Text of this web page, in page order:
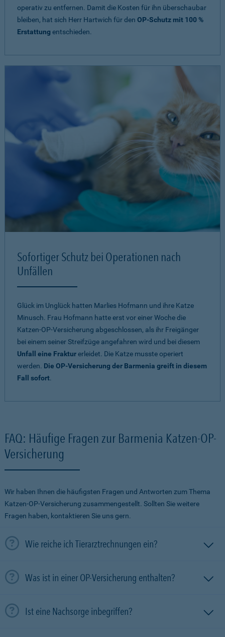
operativ zu entfernen. Damit die Kosten für ihn überschaubar
bleiben, hat sich Herr Hartwich für den OP-Schutz mit 100 %
Erstattung entschieden.
Sofortiger Schutz bei Operationen nach
Unfällen
Glück im Unglück hatten Marlies Hofmann und ihre Katze
Minusch. Frau Hofmann hatte erst vor einer Woche die
Katzen-OP-Versicherung abgeschlossen, als ihr Freigänger
bei einem seiner Streifzüge angefahren wird und bei diesem
Unfall eine Frakturerleidet. Die Katze musste operiert
werden. Die OP-Versicherung der Barmenia greift in diesem
Fall sofort.
FAQ: Häufige Fragen zur Barmenia Katzen-OP-
Versicherung
Wir haben Ihnen die häufigsten Fragen und Antworten zum Thema
Katzen-OP-Versicherung zusammengestellt. Sollten Sie weitere
Fragen haben, kontaktieren Sie uns gern.
Wie reiche ich Tierarztrechnungen ein?
Was ist in einer OP-Versicherung enthalten?
Ist eine Nachsorge inbegriffen?